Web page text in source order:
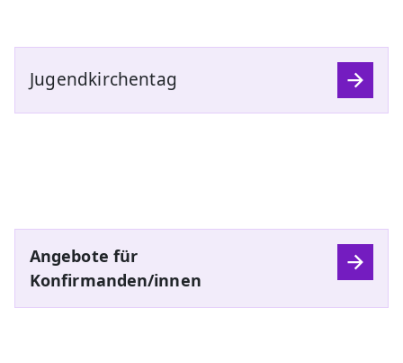
Jugendkirchentag
Angebote für
Konfirmanden/innen